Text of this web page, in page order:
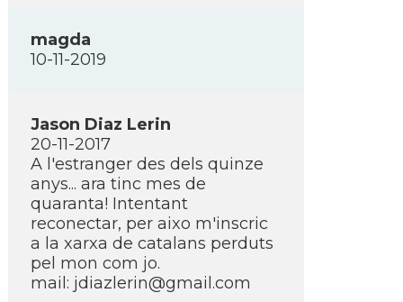
magda
10-11-2019
Jason Diaz Lerin
20-11-2017
A l'estranger des dels quinze
anys... ara tinc mes de
quaranta! Intentant
reconectar, per aixo m'inscric
a la xarxa de catalans perduts
pel mon com jo.
mail: jdiazlerin@gmail.com